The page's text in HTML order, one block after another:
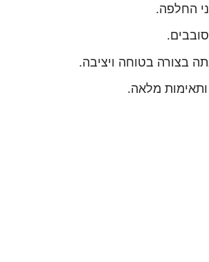
החלפה.
בצורה בטוחה ויציבה.
ותאימות מלאה.